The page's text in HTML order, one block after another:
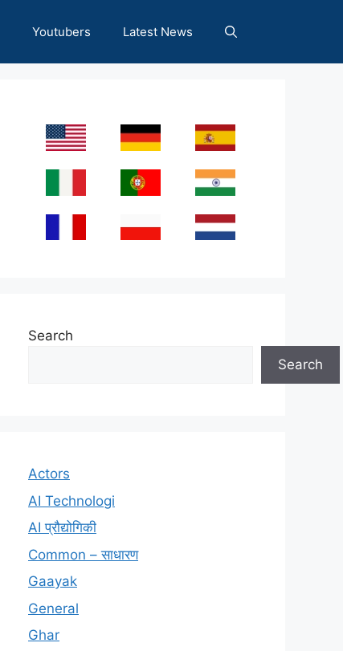
Youtubers Latest News
Search
Search
Actors
AI Technologi
AI प्रौद्योगिकी
Common – साधारण
Gaayak
General
Ghar